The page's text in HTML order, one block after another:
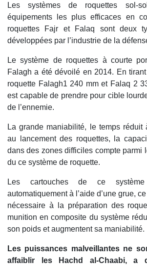
Les systèmes de roquettes sol-
équipements les plus efficaces en
roquettes Fajr et Falaq sont deux
développées par l’industrie de la
Le système de roquettes à courte
Falagh a été dévoilé en 2014. En
roquette Falagh1 240 mm et Falaq 2
est capable de prendre pour cible
de l’ennemie.
La grande maniabilité, le temps réduit
au lancement des roquettes, la
dans des zones difficiles compte parmi
du ce système de roquette.
Les cartouches de ce
automatiquement à l’aide d’une grue,
nécessaire à la préparation des
munition en composite du système
son poids et augmentent sa maniabilité.
Les puissances malveillantes ne
affaiblir les Hachd al-Chaabi, a